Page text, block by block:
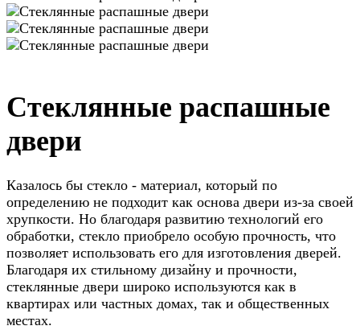
Стеклянные распашные
двери
Казалось бы стекло - материал, который по
определению не подходит как основа двери из-за своей
хрупкости. Но благодаря развитию технологий его
обработки, стекло приобрело особую прочность, что
позволяет использовать его для изготовления дверей.
Благодаря их стильному дизайну и прочности,
стеклянные двери широко используются как в
квартирах или частных домах, так и общественных
местах.